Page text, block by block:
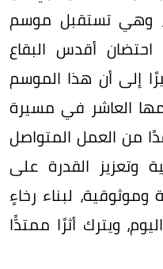
وهي تستقبل موسم
أقدس البقاع
إلى أن هذا الموسم
العاشر في مسيرة
عقدًا من العمل المتواصل
وتعزيز القدرة على
لبناء رخاءٍ
ويترك أثرًا ممتدًّا